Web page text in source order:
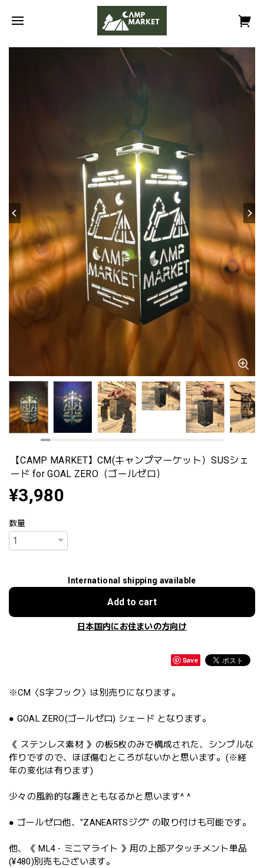
【CAMP MARKET】CM(キャンプマーケット）SUSシェ
ード for GOAL ZERO（ゴールゼロ）
¥3,980
数量
International shipping available
Add to cart
日本国内にお住まいの方向け
Save
※CM〈S字フック〉は別売りになります。
● GOAL ZERO(ゴールゼロ) シェード となります。
《 ステンレス素材 》の板5枚のみで構成された、シンプルな
作りですので、ほぼ傷むところがないかと思います。(※経
年の変化は有ります)
少々の風鈴的な趣きともなるかと思います^ ^
● ゴールゼロ他、"ZANEARTSジグ" の取り付けも可能です。
他、《 ML4・ミニマライト 》用の上部アタッチメント単品
(¥480)別売もございます。